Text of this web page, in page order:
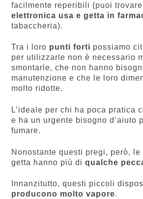
facilmente reperibili (puoi trovare
elettronica usa e getta in
tabaccheria).
Tra i loro punti forti possiamo
per utilizzarle non è necessario
smontarle, che non hanno
manutenzione e che le loro
molto ridotte.
L’ideale per chi ha poca pratica
e ha un urgente bisogno d’aiuto
fumare.
Nonostante questi pregi, però,
getta hanno più di qualche
Innanzitutto, questi piccoli
producono molto vapore.